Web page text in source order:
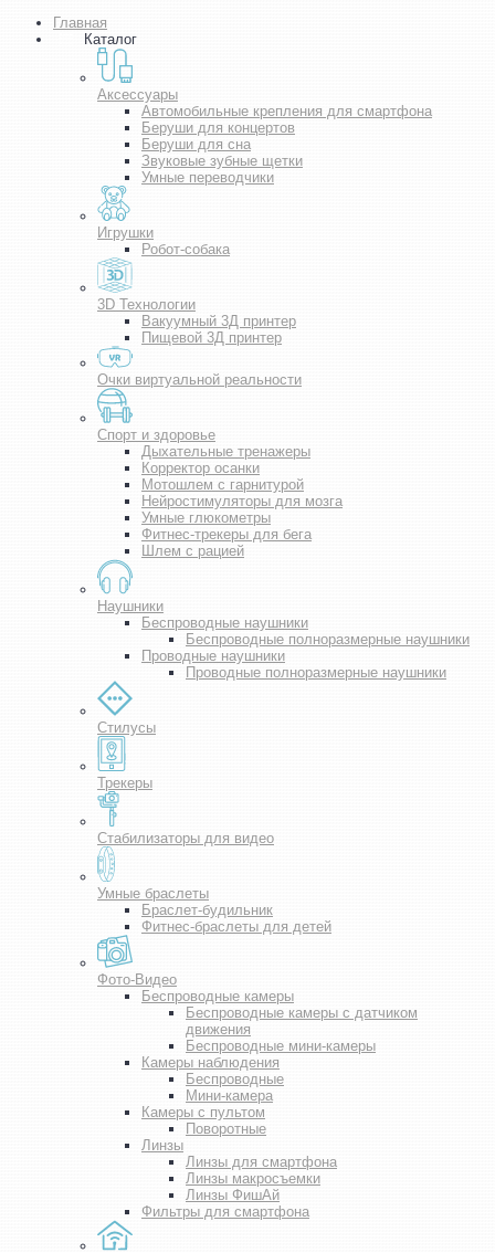
Главная
Каталог
Аксессуары
Автомобильные крепления для смартфона
Беруши для концертов
Беруши для сна
Звуковые зубные щетки
Умные переводчики
Игрушки
Робот-собака
3D Технологии
Вакуумный 3Д принтер
Пищевой 3Д принтер
Очки виртуальной реальности
Спорт и здоровье
Дыхательные тренажеры
Корректор осанки
Мотошлем с гарнитурой
Нейростимуляторы для мозга
Умные глюкометры
Фитнес-трекеры для бега
Шлем с рацией
Наушники
Беспроводные наушники
Беспроводные полноразмерные наушники
Проводные наушники
Проводные полноразмерные наушники
Стилусы
Трекеры
Стабилизаторы для видео
Умные браслеты
Браслет-будильник
Фитнес-браслеты для детей
Фото-Видео
Беспроводные камеры
Беспроводные камеры с датчиком
движения
Беспроводные мини-камеры
Камеры наблюдения
Беспроводные
Мини-камера
Камеры с пультом
Поворотные
Линзы
Линзы для смартфона
Линзы макросъемки
Линзы ФишАй
Фильтры для смартфона